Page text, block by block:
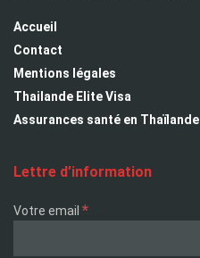
Accueil
Contact
Mentions légales
Thailande Elite Visa
Assurances santé en Thaïlande
Lettre d’information
Votre email *